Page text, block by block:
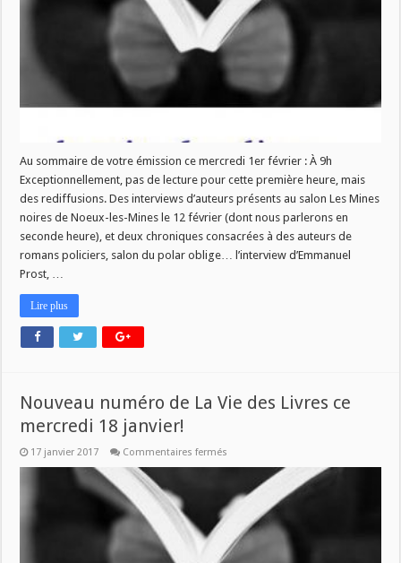
Livres
ce
mercredi
Au sommaire de votre émission ce mercredi 1er février : À 9h
Exceptionnellement, pas de lecture pour cette première heure, mais
des rediffusions. Des interviews d’auteurs présents au salon Les Mines
noires de Noeux-les-Mines le 12 février (dont nous parlerons en
seconde heure), et deux chroniques consacrées à des auteurs de
romans policiers, salon du polar oblige… l’interview d’Emmanuel
Prost, …
Lire plus
Nouveau numéro de La Vie des Livres ce
mercredi 18 janvier!
17 janvier 2017 Commentaires fermés
La
Vie
Livres
ce
mercredi